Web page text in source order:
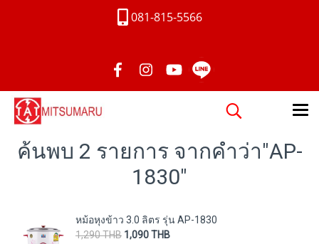
081-815-5566
ค้นพบ 2 รายการ จากคำว่า"AP-
1830"
หม้อหุงข้าว 3.0 ลิตร รุ่น AP-1830
1,290 THB 1,090 THB